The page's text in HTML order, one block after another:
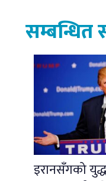
सम्बन्धित
इरानसँगको